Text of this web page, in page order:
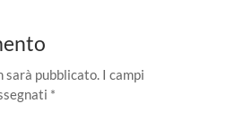
sarà pubblicato. I campi
*